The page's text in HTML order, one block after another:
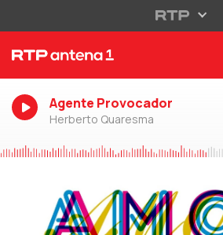
Agente Provocador
Herberto Quaresma